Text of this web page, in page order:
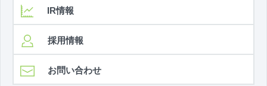
IR情報
採用情報
お問い合わせ